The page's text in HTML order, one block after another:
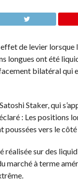
de levier lorsque
longues ont été
bilatéral qui
Staker, qui
: Les positions
vers le
sur des
marché à terme